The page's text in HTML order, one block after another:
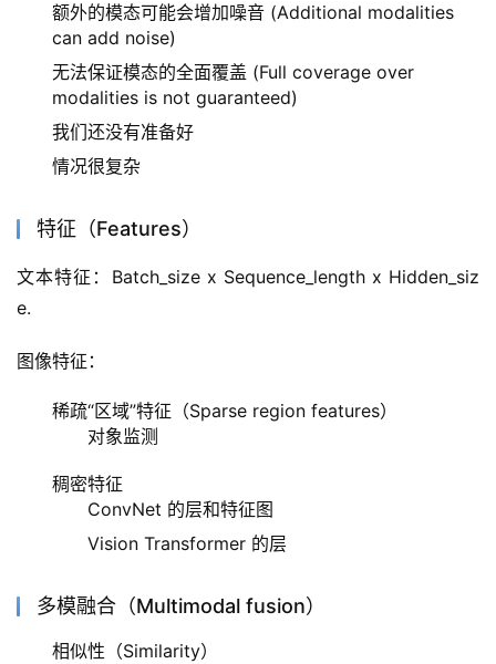
额外的模态可能会增加噪音 (Additional modalities
can add noise)
无法保证模态的全面覆盖 (Full coverage over
modalities is not guaranteed)
我们还没有准备好
情况很复杂
特征（Features）
文本特征：Batch_size x Sequence_length x Hidden_siz
e.
图像特征：
稀疏“区域”特征（Sparse region features）
对象监测
稠密特征
ConvNet 的层和特征图
Vision Transformer 的层
多模融合（Multimodal fusion）
相似性（Similarity）